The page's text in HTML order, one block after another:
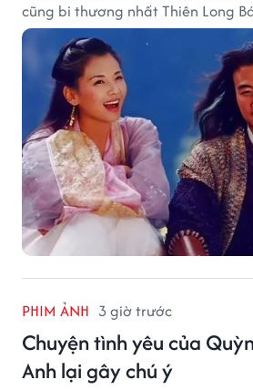
cũng bi thương nhất Thiên Long
PHIM ẢNH 3 giờ trước
Chuyện tình yêu của
Anh lại gây chú ý